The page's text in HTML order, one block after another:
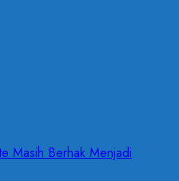
Masih Berhak Menjadi